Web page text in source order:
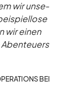
wir un­se­
wir ei­nen
BEI